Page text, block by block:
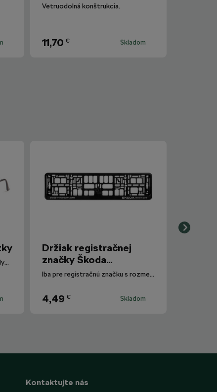
Vetruodolná konštrukcia.
11,70 € Skladom
Polarizované slnečné okuliare s dymovými sklami.
Držiak registračnej
značky Škoda
Motorsport
Iba pre registračnú značku s rozmermi 520 mm x 110 mm.
4,49 € Skladom
Kontaktujte nás